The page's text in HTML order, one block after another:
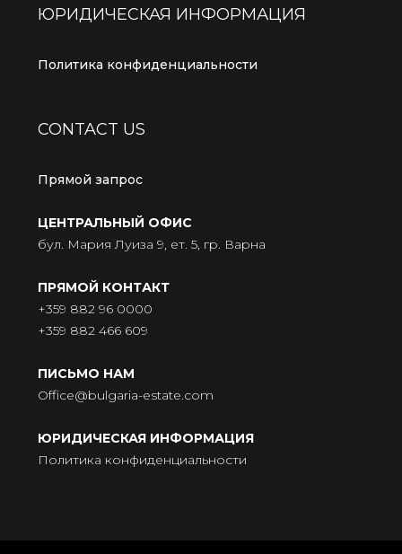
ЮРИДИЧЕСКАЯ ИНФОРМАЦИЯ
Политика конфиденциальности
CONTACT US
Прямой запрос
ЦЕНТРАЛЬНЫЙ ОФИС
бул. Мария Луиза 9, ет. 5, гр. Варна
ПРЯМОЙ КОНТАКТ
+359 882 96 0000
+359 882 466 609
ПИСЬМО НАМ
Office@bulgaria-estate.com
ЮРИДИЧЕСКАЯ ИНФОРМАЦИЯ
Политика конфиденциальности